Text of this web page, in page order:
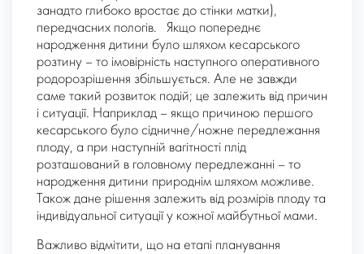
занадто глибоко вростає до стінки матки),
передчасних пологів. Якщо попереднє
народження дитини було шляхом кесарського
розтину – то імовірність наступного оперативного
родорозрішення збільшується. Але не завжди
саме такий розвиток подій; це залежить від причин
і ситуації. Наприклад – якщо причиною першого
кесарського було сідничне/ножне передлежання
плоду, а при наступній вагітності плід
розташований в головному передлежанні – то
народження дитини природнім шляхом можливе.
Також дане рішення залежить від розмірів плоду та
індивідуальної ситуації у кожної майбутньої мами.
Важливо відмітити, що на етапі планування